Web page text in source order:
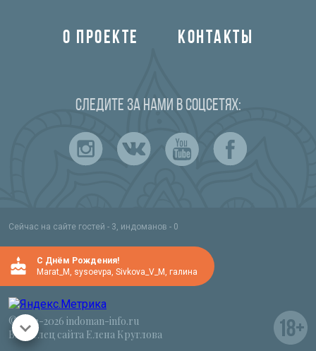
О ПРОЕКТЕ КОНТАКТЫ
Следите за нами в соцсетях:
Сейчас на сайте гостей - 3, индоманов - 0
C Днём Рождения!
Marat_M, sysoevpa, Sivkova_V_M, галина
© 2012-2026 indoman-info.ru
Владелец сайта Елена Круглова